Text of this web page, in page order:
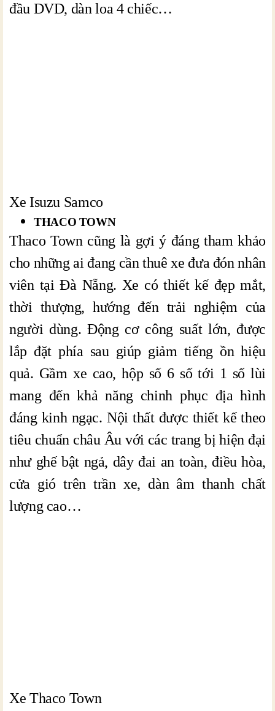
đầu DVD, dàn loa 4 chiếc…
Xe Isuzu Samco
THACO TOWN
Thaco Town cũng là gợi ý đáng tham khảo
cho những ai đang cần thuê xe đưa đón nhân
viên tại Đà Nẵng. Xe có thiết kế đẹp mắt,
thời thượng, hướng đến trải nghiệm của
người dùng. Động cơ công suất lớn, được
lắp đặt phía sau giúp giảm tiếng ồn hiệu
quả. Gầm xe cao, hộp số 6 số tới 1 số lùi
mang đến khả năng chinh phục địa hình
đáng kinh ngạc. Nội thất được thiết kế theo
tiêu chuẩn châu Âu với các trang bị hiện đại
như ghế bật ngả, dây đai an toàn, điều hòa,
cửa gió trên trần xe, dàn âm thanh chất
lượng cao…
Xe Thaco Town